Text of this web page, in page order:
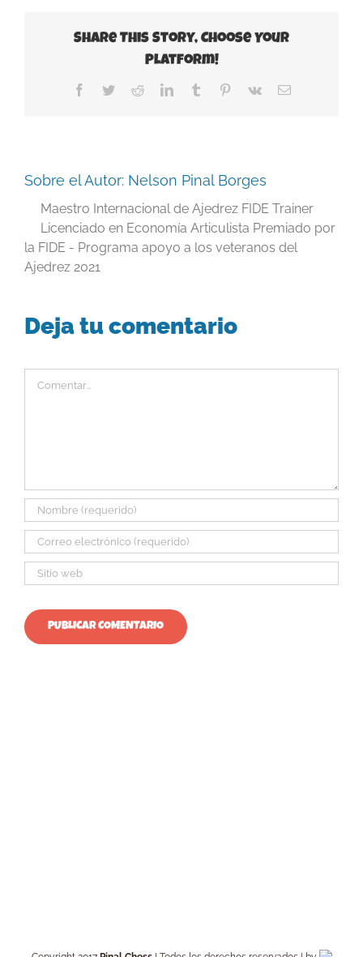
Share This Story, Choose Your
Platform!
Facebook
TwitterRedditLinkedInTumblr Pinterest
Vk
Correo
Sobre el Autor: Nelson Pinal Borges
Maestro Internacional de Ajedrez FIDE Trainer
Licenciado en Economía Articulista Premiado por
la FIDE - Programa apoyo a los veteranos del
Ajedrez 2021
Deja tu comentario